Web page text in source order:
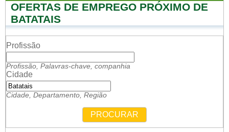
OFERTAS DE EMPREGO PRÓXIMO DE
BATATAIS
Profissão
Profissão, Palavras-chave, companhia
Cidade
Cidade, Departamento, Região
PROCURAR